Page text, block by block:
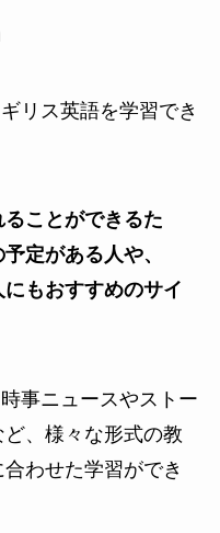
リス英語を学習でき
ことができるた
定がある人や、
にもおすすめのサイ
事ニュースやストー
、様々な形式の教
わせた学習ができ